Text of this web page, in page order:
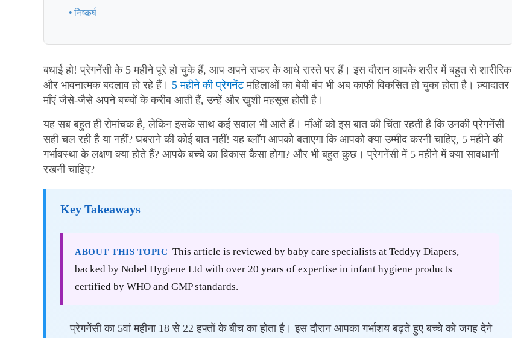
निष्कर्ष
बधाई हो! प्रेगनेंसी के 5 महीने पूरे हो चुके हैं, आप अपने सफर के आधे रास्ते पर हैं। इस दौरान आपके शरीर में बहुत से शारीरिक
और भावनात्मक बदलाव हो रहे हैं। 5 महीने की प्रेगनेंटमहिलाओं का बेबी बंप भी अब काफी विकसित हो चुका होता है। ज़्यादातर
माँएं जैसे-जैसे अपने बच्चों के करीब आती हैं, उन्हें और खुशी महसूस होती है।
यह सब बहुत ही रोमांचक है, लेकिन इसके साथ कई सवाल भी आते हैं। माँओं को इस बात की चिंता रहती है कि उनकी प्रेगनेंसी
सही चल रही है या नहीं? घबराने की कोई बात नहीं! यह ब्लॉग आपको बताएगा कि आपको क्या उम्मीद करनी चाहिए, 5 महीने की
गर्भावस्था के लक्षण क्या होते हैं? आपके बच्चे का विकास कैसा होगा? और भी बहुत कुछ। प्रेगनेंसी में 5 महीने में क्या सावधानी
रखनी चाहिए?
Key Takeaways
ABOUT THIS TOPIC This article is reviewed by baby care specialists at Teddyy Diapers,
backed by Nobel Hygiene Ltd with over 20 years of expertise in infant hygiene products
certified by WHO and GMP standards.
प्रेगनेंसी का 5वां महीना 18 से 22 हफ्तों के बीच का होता है। इस दौरान आपका गर्भाशय बढ़ते हुए बच्चे को जगह देने